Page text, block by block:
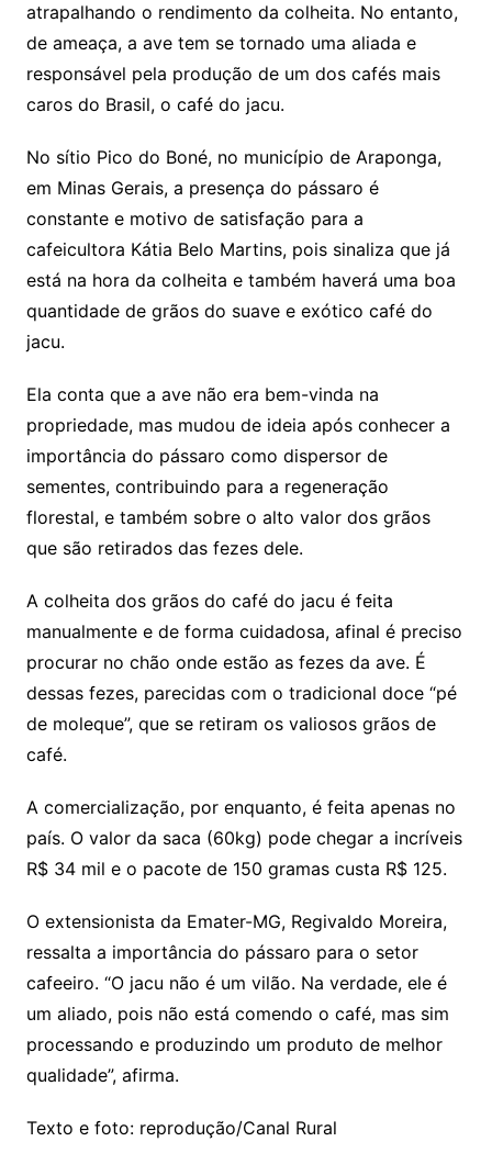
atrapalhando o rendimento da colheita. No entanto,
de ameaça, a ave tem se tornado uma aliada e
responsável pela produção de um dos cafés mais
caros do Brasil, o café do jacu.
No sítio Pico do Boné, no município de Araponga,
em Minas Gerais, a presença do pássaro é
constante e motivo de satisfação para a
cafeicultora Kátia Belo Martins, pois sinaliza que já
está na hora da colheita e também haverá uma boa
quantidade de grãos do suave e exótico café do
jacu.
Ela conta que a ave não era bem-vinda na
propriedade, mas mudou de ideia após conhecer a
importância do pássaro como dispersor de
sementes, contribuindo para a regeneração
florestal, e também sobre o alto valor dos grãos
que são retirados das fezes dele.
A colheita dos grãos do café do jacu é feita
manualmente e de forma cuidadosa, afinal é preciso
procurar no chão onde estão as fezes da ave. É
dessas fezes, parecidas com o tradicional doce “pé
de moleque”, que se retiram os valiosos grãos de
café.
A comercialização, por enquanto, é feita apenas no
país. O valor da saca (60kg) pode chegar a incríveis
R$ 34 mil e o pacote de 150 gramas custa R$ 125.
O extensionista da Emater-MG, Regivaldo Moreira,
ressalta a importância do pássaro para o setor
cafeeiro. “O jacu não é um vilão. Na verdade, ele é
um aliado, pois não está comendo o café, mas sim
processando e produzindo um produto de melhor
qualidade”, afirma.
Texto e foto: reprodução/Canal Rural